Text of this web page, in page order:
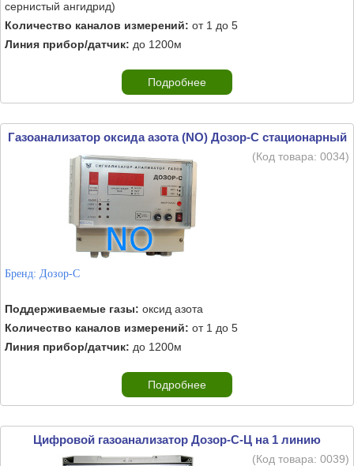
сернистый ангидрид)
Количество каналов измерений: от 1 до 5
Линия прибор/датчик: до 1200м
Подробнее
Газоанализатор оксида азота (NO) Дозор-С стационарный
(Код товара: 0034)
Бренд: Дозор-С
Поддерживаемые газы: оксид азота
Количество каналов измерений: от 1 до 5
Линия прибор/датчик: до 1200м
Подробнее
Цифровой газоанализатор Дозор-С-Ц на 1 линию
(Код товара: 0039)